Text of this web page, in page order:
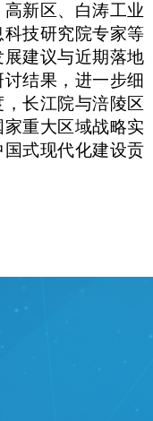
新区、白涛工业
科技研究院专家等
建议与近期落地
结果，进一步细
长江院与涪陵区
重大区域战略实
式现代化建设贡